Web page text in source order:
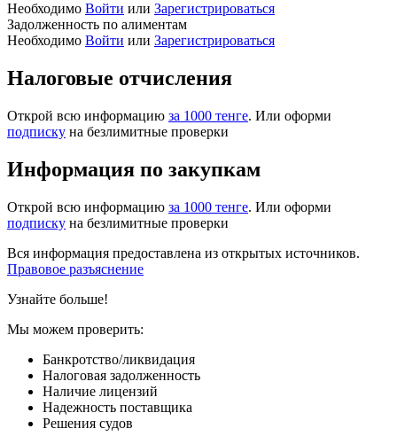
Необходимо Войти или Зарегистрироваться
Задолженность по алиментам
Необходимо Войти или Зарегистрироваться
Налоговые отчисления
Открой всю информацию за 1000 тенге. Или оформи
подписку на безлимитные проверки
Информация по закупкам
Открой всю информацию за 1000 тенге. Или оформи
подписку на безлимитные проверки
Вся информация предоставлена из открытых источников.
Правовое разъяснение
Узнайте больше!
Мы можем проверить:
Банкротство/ликвидация
Налоговая задолженность
Наличие лицензий
Надежность поставщика
Решения судов